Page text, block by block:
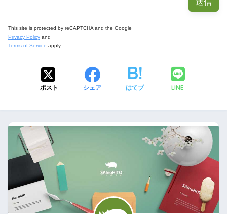
This site is protected by reCAPTCHA and the Google
Privacy Policy and
Terms of Service apply.
ポスト シェア はてブ LINE